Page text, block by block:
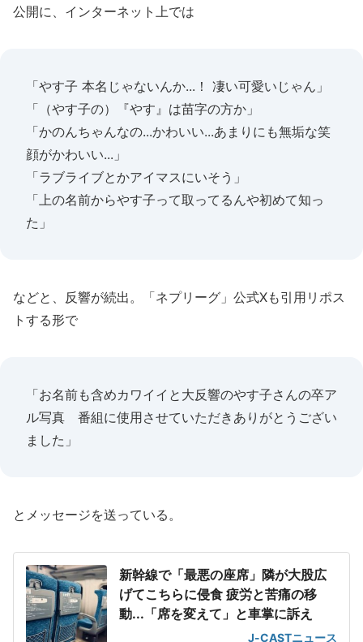
公開に、インターネット上では
「やす子 本名じゃないんか...！ 凄い可愛いじゃん」
「（やす子の）『やす』は苗字の方か」
「かのんちゃんなの...かわいい...あまりにも無垢な笑
顔がかわいい...」
「ラブライブとかアイマスにいそう」
「上の名前からやす子って取ってるんや初めて知っ
た」
などと、反響が続出。「ネプリーグ」公式Xも引用リポス
トする形で
「お名前も含めカワイイと大反響のやす子さんの卒ア
ル写真 番組に使用させていただきありがとうござい
ました」
とメッセージを送っている。
新幹線で「最悪の座席」隣が大股広
げてこちらに侵食 疲労と苦痛の移
動...「席を変えて」と車掌に訴え
J-CASTニュース